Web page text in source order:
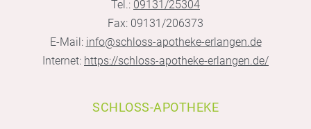
Tel.: 09131/25304
Fax: 09131/206373
E-Mail: info@schloss-apotheke-erlangen.de
Internet: https://schloss-apotheke-erlangen.de/
SCHLOSS-APOTHEKE